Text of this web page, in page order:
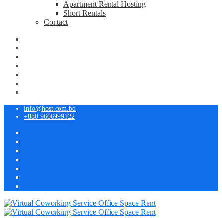
Apartment Rental Hosting
Short Rentals
Contact
info@host.com.bd
+880 9606999122